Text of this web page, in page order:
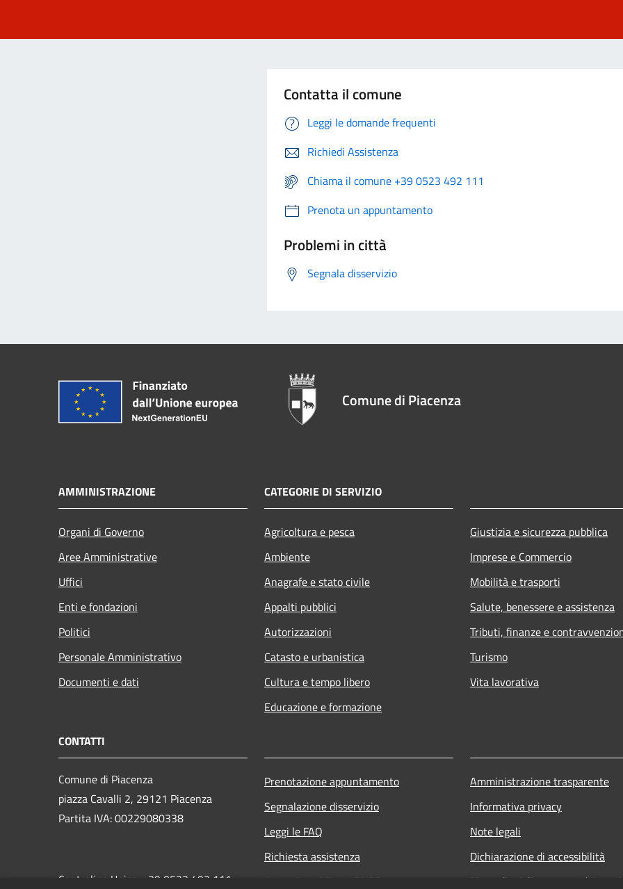
Contatta il comune
Leggi le domande frequenti
Richiedi Assistenza
Chiama il comune +39 0523 492 111
Prenota un appuntamento
Problemi in città
Segnala disservizio
Comune di Piacenza
AMMINISTRAZIONE
Organi di Governo
Aree Amministrative
Uffici
Enti e fondazioni
Politici
Personale Amministrativo
Documenti e dati
CATEGORIE DI SERVIZIO
Agricoltura e pesca
Ambiente
Anagrafe e stato civile
Appalti pubblici
Autorizzazioni
Catasto e urbanistica
Cultura e tempo libero
Educazione e formazione
Giustizia e sicurezza pubblica
Imprese e Commercio
Mobilità e trasporti
Salute, benessere e assistenza
Tributi, finanze e
Turismo
Vita lavorativa
CONTATTI
Comune di Piacenza
piazza Cavalli 2, 29121 Piacenza
Partita IVA: 00229080338
Centralino Unico: +39 0523 492 111
Prenotazione appuntamento
Segnalazione disservizio
Leggi le FAQ
Richiesta assistenza
Attuazione Misure PNRR
Amministrazione trasparente
Informativa privacy
Note legali
Dichiarazione di accessibilità
Piano di miglioramento dei